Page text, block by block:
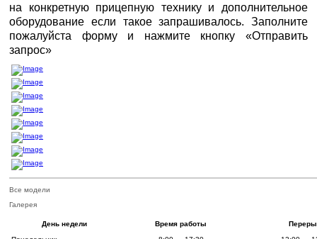
на конкретную прицепную технику и дополнительное
оборудование если такое запрашивалось. Заполните
пожалуйста форму и нажмите кнопку «Отправить
запрос»
Все модели
Галерея
День недели Время работы